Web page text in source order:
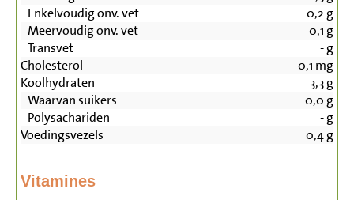
Enkelvoudig onv. vet
0,2 g
Meervoudig onv. vet
0,1 g
Transvet
-g
Cholesterol
0,1 mg
Koolhydraten
3,3g
Waarvan suikers
0,0 g
Polysachariden
-g
Voedingsvezels
0,4g
Vitamines